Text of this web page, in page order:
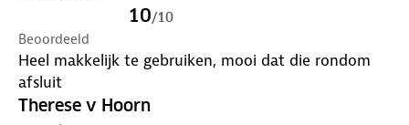
10/10
Beoordeeld
Heel makkelijk te gebruiken, mooi dat die rondom
afsluit
Therese v Hoorn